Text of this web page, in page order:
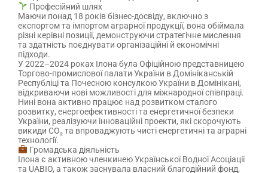
Професійний шлях
Маючи понад 18 років бізнес-досвіду, включно з
експортом та імпортом аграрної продукції, вона обіймала
різні керівні позиції, демонструючи стратегічне мислення
та здатність поєднувати організаційні й економічні
підходи.
У 2022–2024 роках Ілона була Офіційною представницею
Торгово-промислової палати України в Домініканській
Республіці та Почесною консулкою України в Домінікані,
відкриваючи нові можливості для міжнародної співпраці.
Нині вона активно працює над розвитком сталого
розвитку, енергоефективності та енергетичної безпеки
України, реалізуючи інноваційні проекти, які скорочують
викиди CO₂ та впроваджують чисті енергетичні та аграрні
технології.
Громадська діяльність
Ілона є активною членкинею Української Водної Асоціації
та UABIO, а також заснувала власний благодійний фонд,